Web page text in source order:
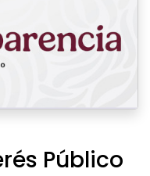
Público